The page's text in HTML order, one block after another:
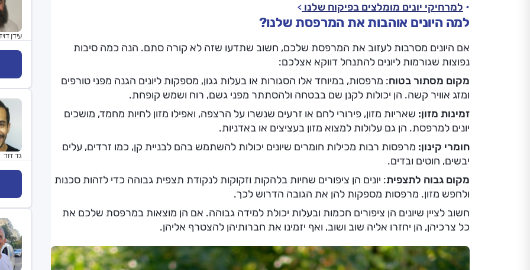
למרחיקי יונים מומלצים בפיקוח שלנו
למה היונים אוהבות את המרפסת שלנו?
אם היונים מסרבות לעזוב את המרפסת שלכם, חשוב שתדעו שזה לא קורה סתם. הנה כמה סיבות
נפוצות שגורמות ליונים להתנחל דווקא אצלכם:
מקום מסתור בטוח: מרפסות, במיוחד אלו הסגורות או בעלות גגון, מספקות ליונים הגנה מפני טורפים
ומזג אוויר קשה. הן יכולות לקנן שם בבטחה ולהסתתר מפני גשם, רוח ושמש קופחת.
זמינות מזון: שאריות מזון, פירורי לחם או זרעים שנשרו על הרצפה, ואפילו מזון לחיות מחמד, מושכים
יונים למרפסת. הן גם עלולות למצוא מזון בעציצים או באדניות.
חומרי קינון: מרפסות רבות מכילות חומרים שיונים יכולות להשתמש בהם לבניית קן, כמו זרדים, עלים
יבשים, חוטים ובדים.
מקום גבוה לתצפית: יונים הן ציפורים שחיות בלהקות וזקוקות לנקודת תצפית גבוהה כדי לזהות סכנות
ולחפש מזון. מרפסות מספקות להן את הגובה הדרוש לכך.
חשוב לציין שיונים הן ציפורים חכמות ובעלות יכולת למידה גבוהה. אם הן מוצאות במרפסת שלכם את
כל צרכיהן, הן יחזרו אליה שוב ושוב, ואף יזמינו את חברותיהן להצטרף אליהן.
עידן
גד דוד